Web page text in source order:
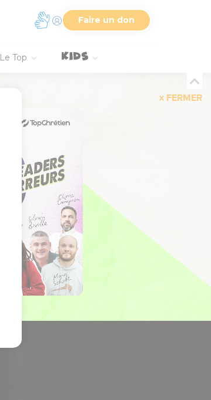
Faire un don
Le Top
FERMER